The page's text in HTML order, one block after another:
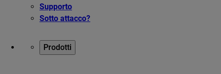
Supporto
Sotto attacco?
Prodotti